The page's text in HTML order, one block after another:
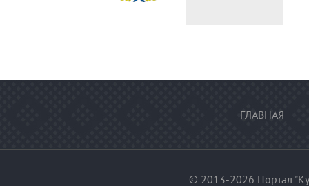
ГЛАВНАЯ
© 2013-2026 Портал